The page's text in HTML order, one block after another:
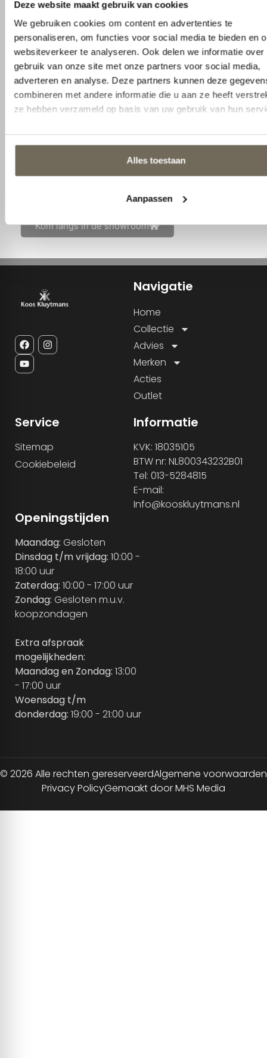
Wij staan voor u klaar om te helpen om het
interieur van uw dromen vorm te geven. Samen
gaan we uw behoeftes en voorkeuren
inventariseren en we begeleiden u stap voor stap
door dit creatieve proces. We selecteren modellen
en materialen en kijken met u naar de
mogelijkheden die uw woning biedt en welke
functionaliteiten benodigd zijn. Of u nu kiest voor
deskundige team zal u persoonlijk begeleiden.
Kom langs in de showroom
Navigatie
Home
Collectie
Advies
Merken
Acties
Outlet
Service
Sitemap
Cookiebeleid
Informatie
KVK: 18035105
BTW nr: NL800343232B01
Tel: 013-5284815
E-mail:
Info@kooskluytmans.nl
Openingstijden
Maandag: Gesloten
Dinsdag t/m vrijdag: 10:00 -
18:00 uur
Zaterdag: 10:00 - 17:00 uur
Zondag: Gesloten m.u.v.
koopzondagen
Extra afspraak
mogelijkheden:
Maandag en Zondag: 13:00
- 17:00 uur
Woensdag t/m
donderdag: 19:00 - 21:00 uur
© 2026 Alle rechten gereserveerdAlgemene voorwaarden
Privacy PolicyGemaakt door MHS Media